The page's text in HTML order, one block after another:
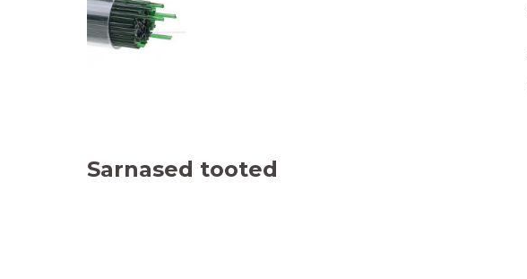
Sarnased tooted